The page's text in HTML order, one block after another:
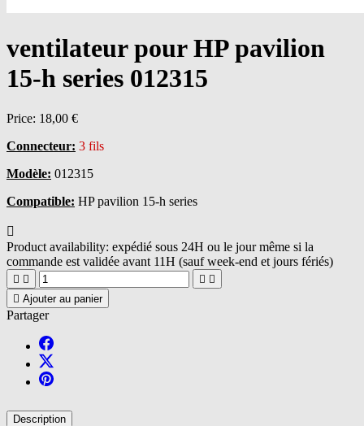
ventilateur pour HP pavilion
15-h series 012315
Price: 18,00 €
Connecteur: 3 fils
Modèle: 012315
Compatible: HP pavilion 15-h series

Product availability: expédié sous 24H ou le jour même si la
commande est validée avant 11H (sauf week-end et jours fériés)
   
 Ajouter au panier
Partager
Description